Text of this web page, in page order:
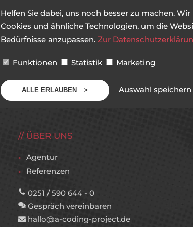
ÜBER UNS
Agentur
Referenzen
0251 / 590 644 - 0
Gespräch vereinbaren
hallo@a-coding-project.de
Helfen Sie dabei, uns noch besser zu machen.
Cookies und ähnliche Technologien, um die
Bedürfnisse anzupassen. Zur
Funktionen Statistik Marketing
ALLE ERLAUBEN Auswahl speichern